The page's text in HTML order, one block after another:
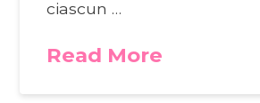
ciascun …
Read More